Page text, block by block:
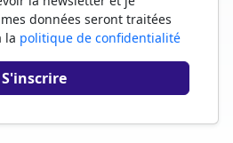
données seront traitées
la politique de confidentialité